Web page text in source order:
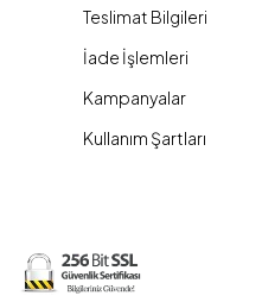
Teslimat Bilgileri
İade İşlemleri
Kampanyalar
Kullanım Şartları